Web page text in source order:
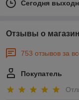
Сегодня
Отзывы о
753 отзывов за
Покупатель